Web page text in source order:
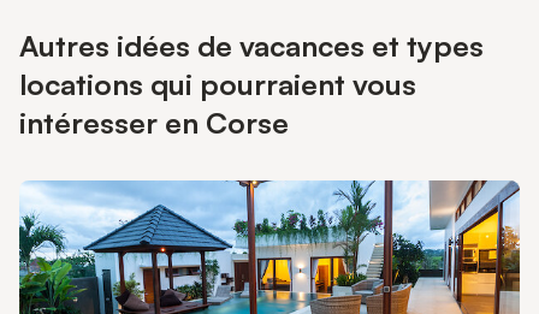
Autres idées de vacances et types
locations qui pourraient vous
intéresser en Corse